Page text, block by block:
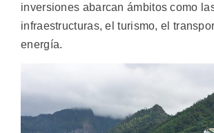
inversiones abarcan ámbitos como
infraestructuras, el turismo, el
energía.